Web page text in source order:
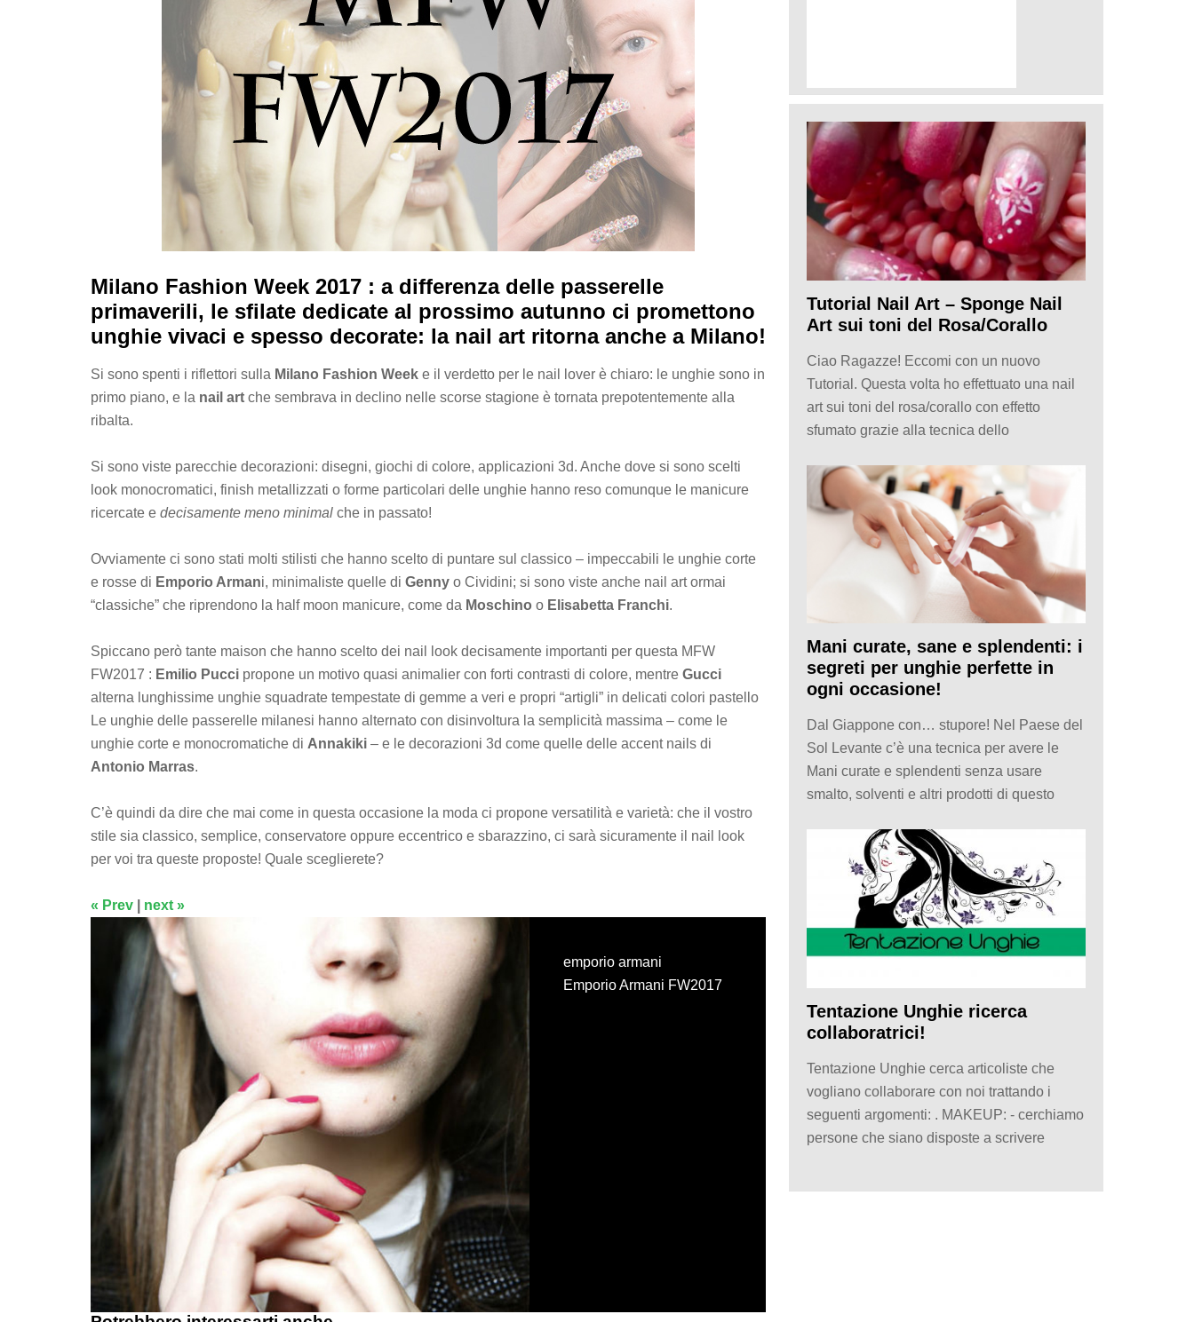
Milano Fashion Week 2017 : a differenza delle passerelle
primaverili, le sfilate dedicate al prossimo autunno ci promettono
unghie vivaci e spesso decorate: la nail art ritorna anche a Milano!
Si sono spenti i riflettori sulla Milano Fashion Week e il verdetto per le nail lover è chiaro: le unghie sono in
primo piano, e la nail art che sembrava in declino nelle scorse stagione è tornata prepotentemente alla
ribalta.
Si sono viste parecchie decorazioni: disegni, giochi di colore, applicazioni 3d. Anche dove si sono scelti
look monocromatici, finish metallizzati o forme particolari delle unghie hanno reso comunque le manicure
ricercate e decisamente meno minimal che in passato!
Ovviamente ci sono stati molti stilisti che hanno scelto di puntare sul classico – impeccabili le unghie corte
e rosse di Emporio Armani, minimaliste quelle di Genny o Cividini; si sono viste anche nail art ormai
“classiche” che riprendono la half moon manicure, come da Moschino o Elisabetta Franchi.
Spiccano però tante maison che hanno scelto dei nail look decisamente importanti per questa MFW
FW2017 : Emilio Pucci propone un motivo quasi animalier con forti contrasti di colore, mentre Gucci
alterna lunghissime unghie squadrate tempestate di gemme a veri e propri “artigli” in delicati colori pastello
Le unghie delle passerelle milanesi hanno alternato con disinvoltura la semplicità massima – come le
unghie corte e monocromatiche di Annakiki – e le decorazioni 3d come quelle delle accent nails di
Antonio Marras.
C’è quindi da dire che mai come in questa occasione la moda ci propone versatilità e varietà: che il vostro
stile sia classico, semplice, conservatore oppure eccentrico e sbarazzino, ci sarà sicuramente il nail look
per voi tra queste proposte! Quale sceglierete?
« Prev next »
emporio armani
Emporio Armani FW2017
emporio armani
Emporio Armani FW2017
emporio armani
Emporio Armani FW2017
emporio armani
Emporio Armani FW2017
emporio armani
Emporio Armani FW2017
emporio armani
Emporio Armani FW2017
emporio armani
Emporio Armani FW2017
emporio armani
Emporio Armani FW2017
emporio armani
Emporio Armani FW2017
emporio armani
Emporio Armani FW2017
emporio armani
Emporio Armani FW2017
emporio armani
Emporio Armani FW2017
emporio armani
Emporio Armani FW2017
emporio armani
Emporio Armani FW2017
Tutorial Nail Art – Sponge Nail
Art sui toni del Rosa/Corallo
Ciao Ragazze! Eccomi con un nuovo
Tutorial. Questa volta ho effettuato una nail
art sui toni del rosa/corallo con effetto
sfumato grazie alla tecnica dello
Mani curate, sane e splendenti: i
segreti per unghie perfette in
ogni occasione!
Dal Giappone con… stupore! Nel Paese del
Sol Levante c’è una tecnica per avere le
Mani curate e splendenti senza usare
smalto, solventi e altri prodotti di questo
Tentazione Unghie ricerca
collaboratrici!
Tentazione Unghie cerca articoliste che
vogliano collaborare con noi trattando i
seguenti argomenti: . MAKEUP: - cerchiamo
persone che siano disposte a scrivere